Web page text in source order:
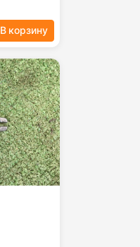
В корзину